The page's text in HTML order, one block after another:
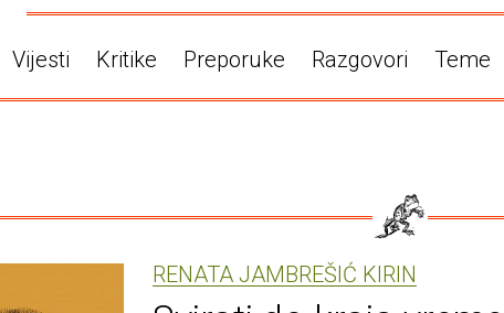
Vijesti Kritike Preporuke Razgovori Teme
RENATA JAMBREŠIĆ KIRIN